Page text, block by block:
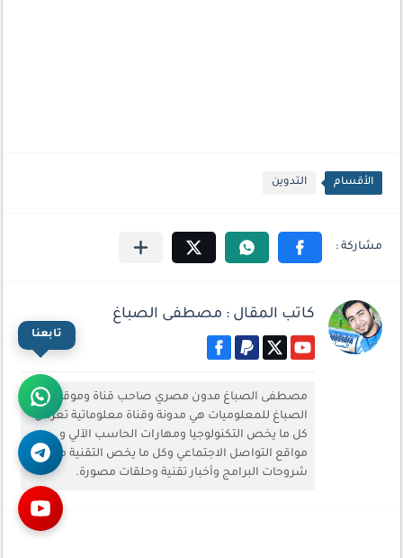
الأقسام التدوين
كاتب المقال : مصطفى الصباغ
مصطفى الصباغ مدون مصري صاحب قناة وموقع
الصباغ للمعلوميات هي مدونة وقناة معلوماتية تعرض
كل ما يخص التكنولوجيا ومهارات الحاسب الآلي و
مواقع التواصل الاجتماعي وكل ما يخص التقنية من
شروحات البرامج وأخبار تقنية وحلقات مصورة.
تابعنا